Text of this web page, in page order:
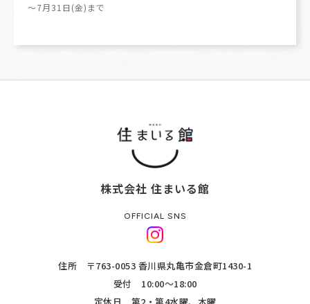
～7月31日(金)まで
株式会社 住まいる館
OFFICIAL SNS
住所 〒763-0053 香川県丸亀市金倉町1430-1
受付 10:00～18:00